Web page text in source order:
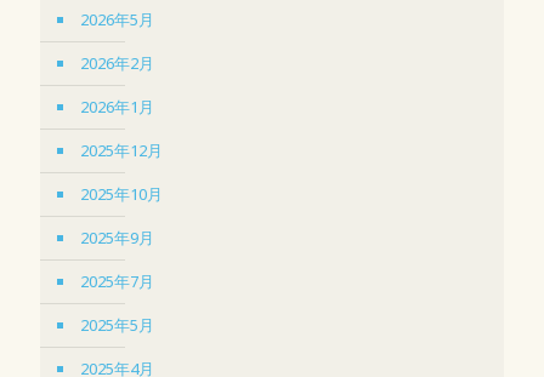
2026年5月
2026年2月
2026年1月
2025年12月
2025年10月
2025年9月
2025年7月
2025年5月
2025年4月